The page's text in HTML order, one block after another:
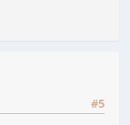
#5